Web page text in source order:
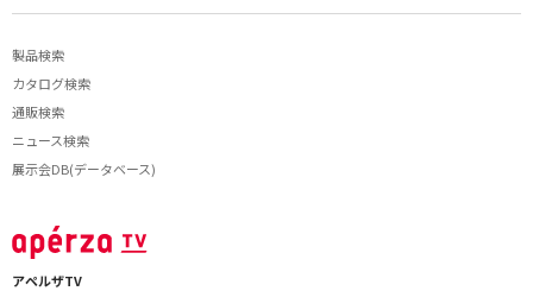
製品検索
カタログ検索
通販検索
ニュース検索
展示会DB(データベース)
アペルザTV